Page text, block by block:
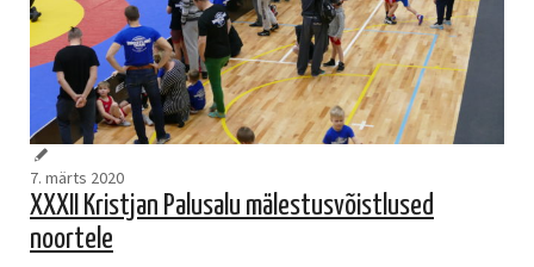
7. märts 2020
XXXII Kristjan Palusalu mälestusvõistlused
noortele